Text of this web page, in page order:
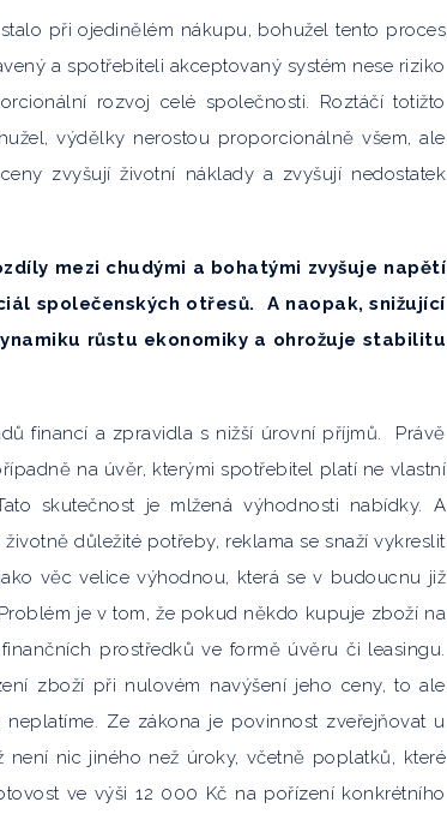
při ojedinělém nákupu, bohužel tento proces
a spotřebiteli akceptovaný systém nese riziko
rozvoj celé společnosti. Roztáčí totižto
výdělky nerostou proporcionálně všem, ale
zvyšují životní náklady a zvyšují nedostatek
mezi chudými a bohatými zvyšuje napětí
společenských otřesů. A naopak, snižující
růstu ekonomiky a ohrožuje stabilitu
financí a zpravidla s nižší úrovní příjmů. Právě
na úvěr, kterými spotřebitel platí ne vlastní
skutečnost je mlžená výhodnosti nabídky. A
důležité potřeby, reklama se snaží vykreslit
věc velice výhodnou, která se v budoucnu již
je v tom, že pokud někdo kupuje zboží na
prostředků ve formě úvěru či leasingu.
zboží při nulovém navýšení jeho ceny, to ale
Ze zákona je povinnost zveřejňovat u
není nic jiného než úroky, včetně poplatků, které
ve výši 12 000 Kč na pořízení konkrétního